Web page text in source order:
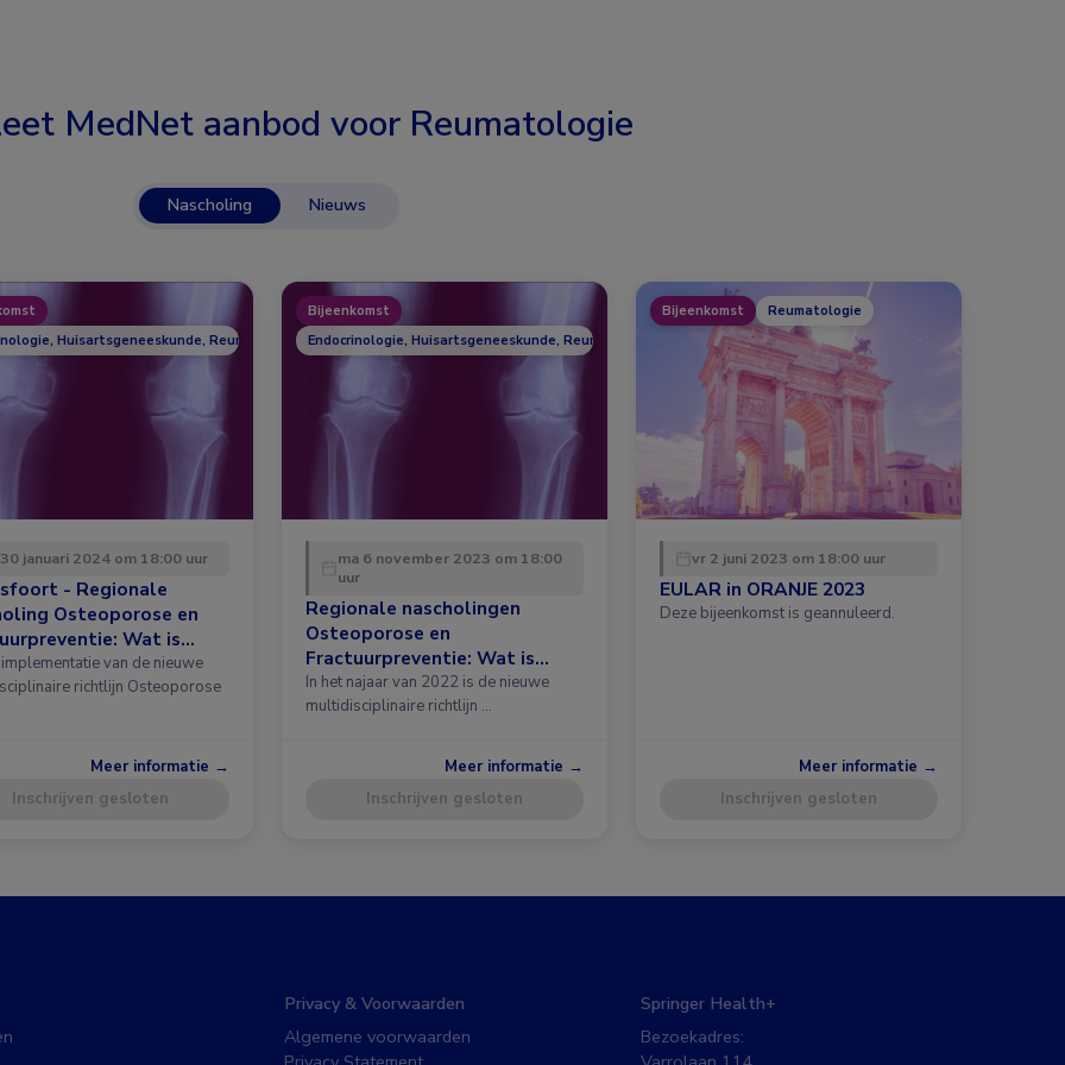
MedNet aanbod voor Reumatologie
Nascholing Nieuws
Huisartsgeneeskunde, Reumatologie
januari 2024 om 18:00 uur
- Regionale
Osteoporose en
Wat is
in de richtlijn?van de nieuwe
richtlijn Osteoporose
Meer informatie →
Inschrijven gesloten
Bijeenkomst
Endocrinologie, Huisartsgeneeskunde, Reumatologie
ma 6 november 2023 om 18:00
uur
Regionale nascholingen
Osteoporose en
Fractuurpreventie: Wat is
nieuw in de richtlijn?
In het najaar van 2022 is de nieuwe
multidisciplinaire richtlijn …
Meer informatie →
Inschrijven gesloten
Bijeenkomst Reumatologie
vr 2 juni 2023 om 18:00 uur
EULAR in ORANJE 2023
Deze bijeenkomst is geannuleerd.
Meer informatie →
Inschrijven gesloten
Privacy & Voorwaarden
Algemene voorwaarden
Springer Health+
Bezoekadres: